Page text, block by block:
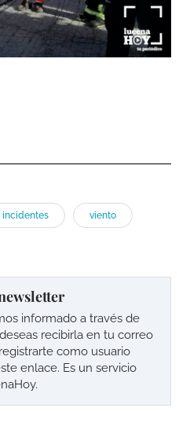
incidentes viento
informado a través de
recibirla en tu correo
como usuario
enlace. Es un servicio